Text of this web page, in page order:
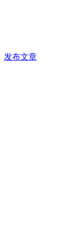
发布文章